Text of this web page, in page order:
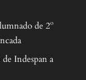
de 2º
Indespan a